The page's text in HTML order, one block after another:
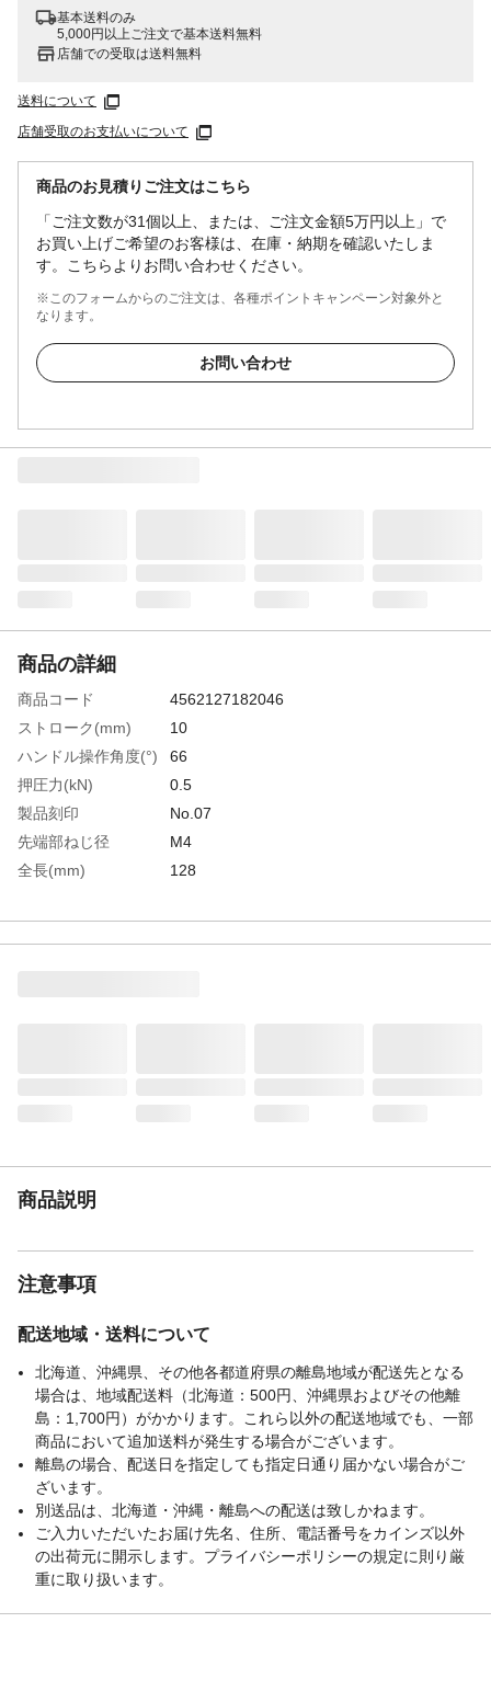
基本送料のみ
5,000円以上ご注文で基本送料無料
店舗での受取は送料無料
送料について
店舗受取のお支払いについて
商品のお見積りご注文はこちら
「ご注文数が31個以上、または、ご注文金額5万円以上」で
お買い上げご希望のお客様は、在庫・納期を確認いたしま
す。こちらよりお問い合わせください。
※このフォームからのご注文は、各種ポイントキャンペーン対象外と
なります。
お問い合わせ
商品の詳細
商品コード
4562127182046
ストローク(mm)
10
ハンドル操作角度(°)
66
押圧力(kN)
0.5
製品刻印
No.07
先端部ねじ径
M4
全長(mm)
128
生産国
日本
商品説明
注意事項
配送地域・送料について
北海道、沖縄県、その他各都道府県の離島地域が配送先となる
場合は、地域配送料（北海道：500円、沖縄県およびその他離
島：1,700円）がかかります。これら以外の配送地域でも、一部
商品において追加送料が発生する場合がございます。
離島の場合、配送日を指定しても指定日通り届かない場合がご
ざいます。
別送品は、北海道・沖縄・離島への配送は致しかねます。
ご入力いただいたお届け先名、住所、電話番号をカインズ以外
の出荷元に開示します。プライバシーポリシーの規定に則り厳
重に取り扱います。